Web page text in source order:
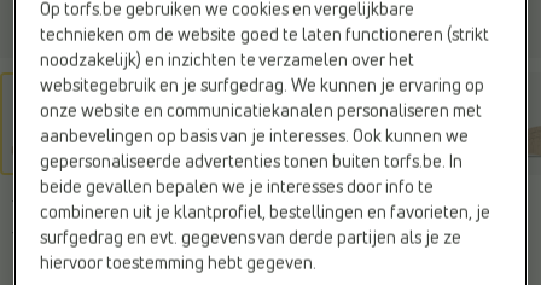
TEVA
Wandelsandalen bruin
Op torfs.be gebruiken we cookies en vergelijkbare
technieken om de website goed te laten functioneren (strikt
noodzakelijk) en inzichten te verzamelen over het
websitegebruik en je surfgedrag. We kunnen je ervaring op
onze website en communicatiekanalen personaliseren met
aanbevelingen op basis van je interesses. Ook kunnen we
gepersonaliseerde advertenties tonen buiten torfs.be. In
beide gevallen bepalen we je interesses door info te
combineren uit je klantprofiel, bestellingen en favorieten, je
surfgedrag en evt. gegevens van derde partijen als je ze
hiervoor toestemming hebt gegeven.